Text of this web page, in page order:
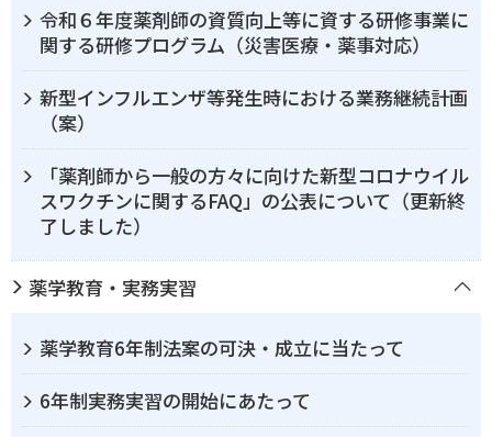
令和６年度薬剤師の資質向上等に資する研修事業に
関する研修プログラム（災害医療・薬事対応）
新型インフルエンザ等発生時における業務継続計画
（案）
「薬剤師から一般の方々に向けた新型コロナウイル
スワクチンに関するFAQ」の公表について（更新終
了しました）
薬学教育・実務実習
薬学教育6年制法案の可決・成立に当たって
6年制実務実習の開始にあたって